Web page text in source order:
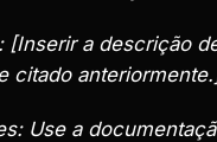
[Inserir a descrição
citado
Use a